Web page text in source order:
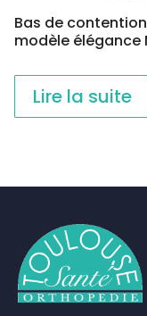
Bas de
modèle élégance
Lire la suite